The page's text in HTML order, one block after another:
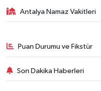
Antalya Namaz Vakitleri
Puan Durumu ve Fikstür
Son Dakika Haberleri